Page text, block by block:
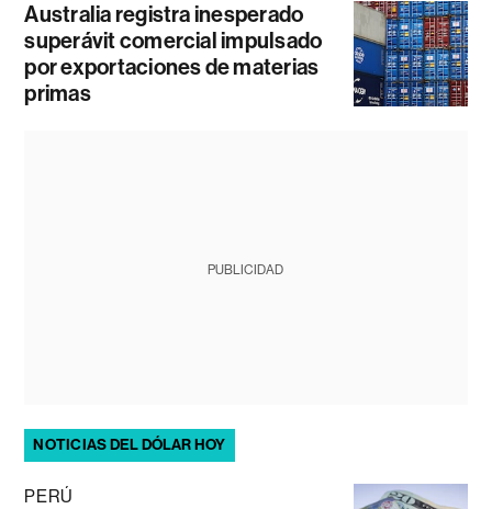
Australia registra inesperado
superávit comercial impulsado
por exportaciones de materias
primas
PUBLICIDAD
NOTICIAS DEL DÓLAR HOY
PERÚ